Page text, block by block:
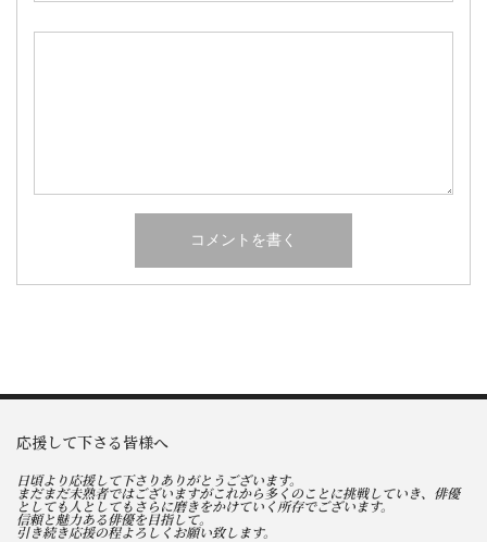
応援して下さる皆様へ
日頃より応援して下さりありがとうございます。
まだまだ未熟者ではございますがこれから多くのことに挑戦していき、俳優
としても人としてもさらに磨きをかけていく所存でございます。
信頼と魅力ある俳優を目指して。
引き続き応援の程よろしくお願い致します。